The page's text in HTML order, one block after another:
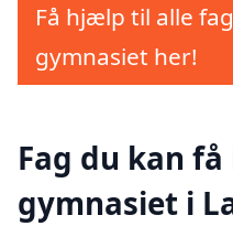
Få hjælp til alle
gymnasiet her!
Fag du kan
gymnasiet i